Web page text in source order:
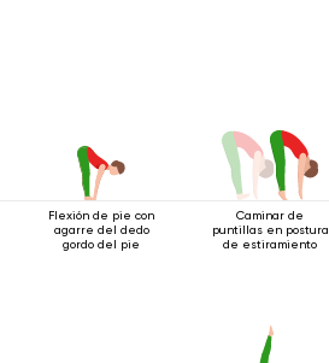
Flexión de pie con
agarre del dedo
gordo del pie
Caminar de
puntillas en postura
de estiramiento